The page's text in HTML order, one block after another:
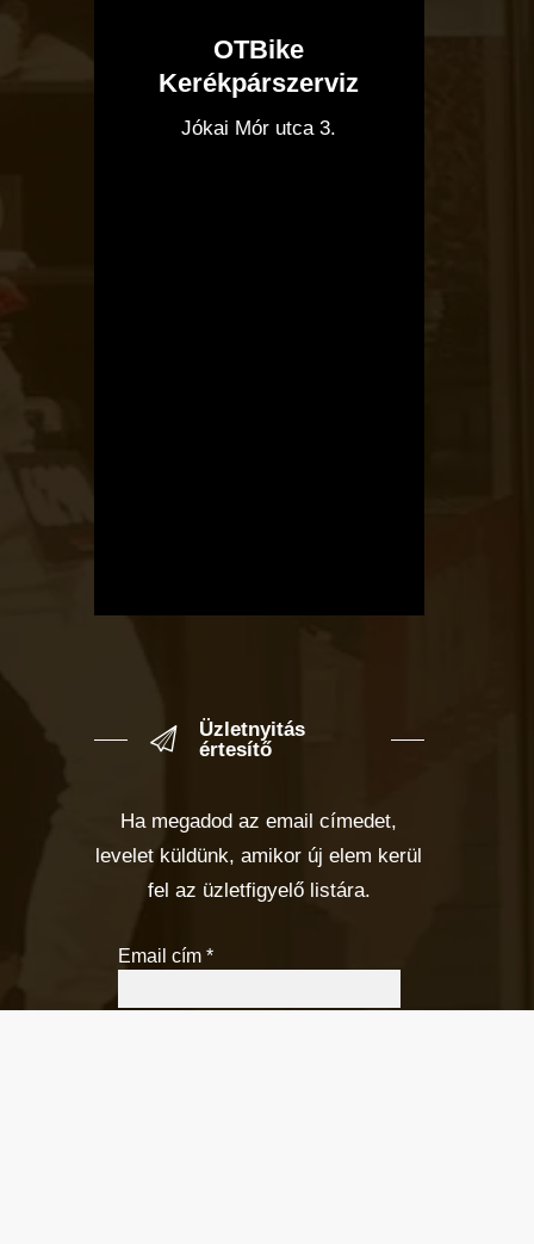
OTBike
Kerékpárszerviz
Jókai Mór utca 3.
Üzletnyitás
értesítő
Ha megadod az email címedet,
levelet küldünk, amikor új elem kerül
fel az üzletfigyelő listára.
Email cím *